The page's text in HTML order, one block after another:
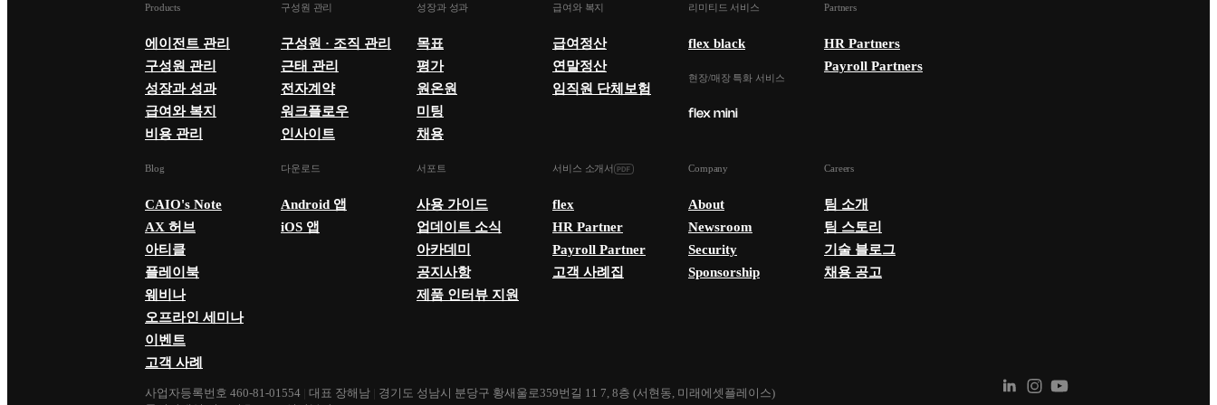
Products
에이전트 관리
구성원 관리
성장과 성과
급여와 복지
비용 관리
구성원 관리
구성원 · 조직 관리
근태 관리
전자계약
워크플로우
인사이트
성장과 성과
목표
평가
원온원
미팅
채용
급여와 복지
급여정산
연말정산
임직원 단체보험
리미티드 서비스
flex black
현장/매장 특화 서비스
Partners
HR Partners
Payroll Partners
Blog
CAIO's Note
AX 허브
아티클
플레이북
웨비나
오프라인 세미나
이벤트
고객 사례
다운로드
Android 앱
iOS 앱
서포트
사용 가이드
업데이트 소식
아카데미
공지사항
제품 인터뷰 지원
서비스 소개서
flex
HR Partner
Payroll Partner
고객 사례집
Company
About
Newsroom
Security
Sponsorship
Careers
팀 소개
팀 스토리
기술 블로그
채용 공고
사업자등록번호 460-81-01554 대표 장해남
경기도 성남시 분당구 황새울로359번길 11 7, 8층 (서현동, 미래에셋플레이스)